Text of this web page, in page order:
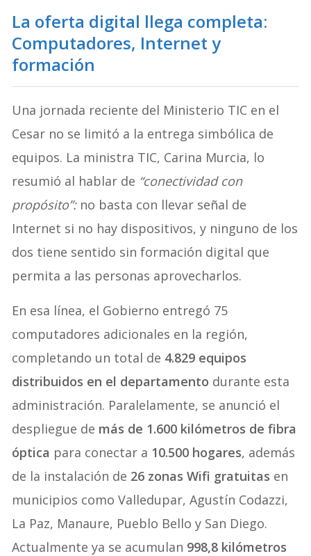
La oferta digital llega completa:
Computadores, Internet y
formación
Una jornada reciente del Ministerio TIC en el
Cesar no se limitó a la entrega simbólica de
equipos. La ministra TIC, Carina Murcia, lo
resumió al hablar de “conectividad con
propósito”: no basta con llevar señal de
Internet si no hay dispositivos, y ninguno de los
dos tiene sentido sin formación digital que
permita a las personas aprovecharlos.
En esa línea, el Gobierno entregó 75
computadores adicionales en la región,
completando un total de 4.829 equipos
distribuidos en el departamento durante esta
administración. Paralelamente, se anunció el
despliegue de más de 1.600 kilómetros de fibra
óptica para conectar a 10.500 hogares, además
de la instalación de 26 zonas Wifi gratuitas en
municipios como Valledupar, Agustín Codazzi,
La Paz, Manaure, Pueblo Bello y San Diego.
Actualmente ya se acumulan 998,8 kilómetros